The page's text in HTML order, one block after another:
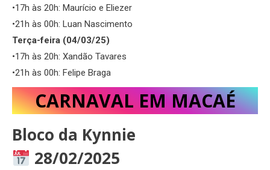
•17h às 20h: Maurício e Eliezer
•21h às 00h: Luan Nascimento
Terça-feira (04/03/25)
•17h às 20h: Xandão Tavares
•21h às 00h: Felipe Braga
CARNAVAL EM MACAÉ
Bloco da Kynnie
28/02/2025